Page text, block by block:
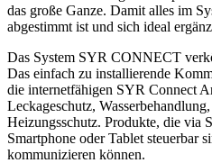
das große Ganze. Damit alles im
abgestimmt ist und sich ideal
Das System SYR CONNECT
Das einfach zu installierende
die internetfähigen SYR Connect
Leckageschutz,
Heizungsschutz. Produkte, die via
Smartphone oder Tablet steuerbar
kommunizieren können.